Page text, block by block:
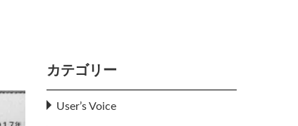
カテゴリー
User’s Voice